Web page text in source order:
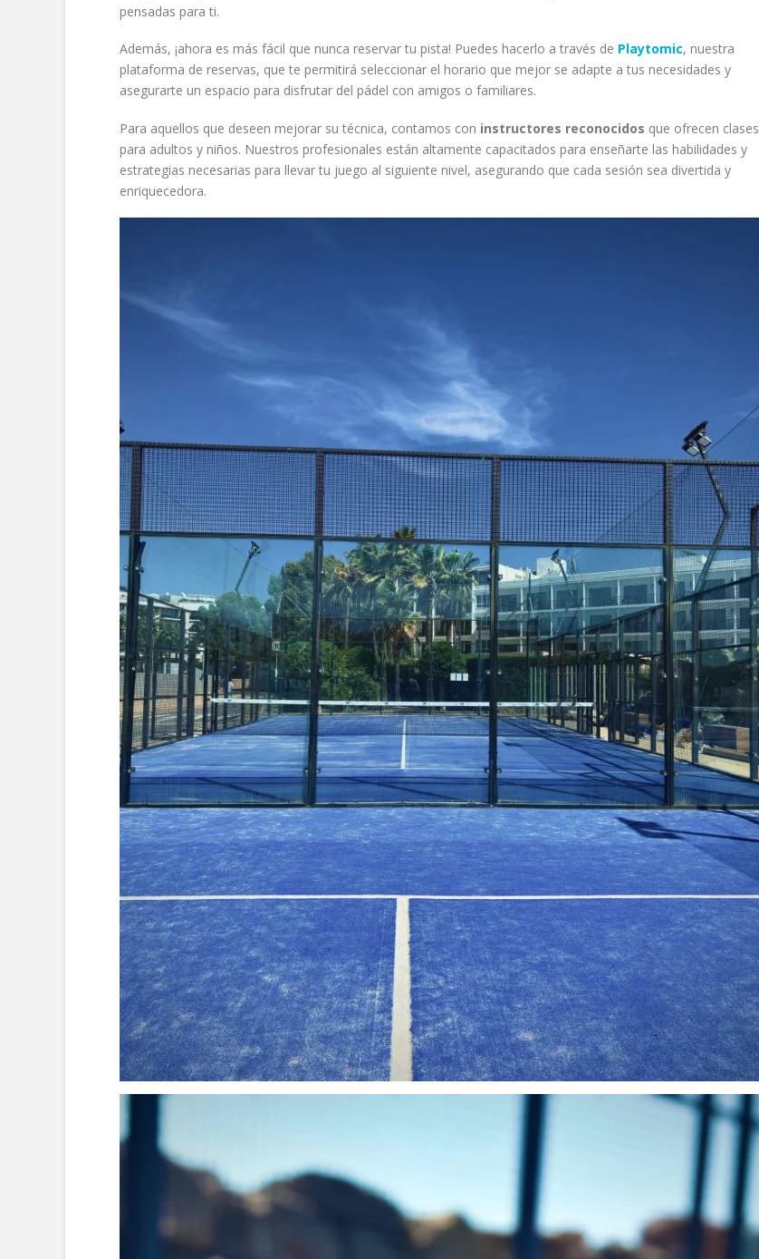
pensadas para ti.
Además, ¡ahora es más fácil que nunca reservar tu pista! Puedes hacerlo a través de Playtomic, nuestra
plataforma de reservas, que te permitirá seleccionar el horario que mejor se adapte a tus necesidades y
asegurarte un espacio para disfrutar del pádel con amigos o familiares.
Para aquellos que deseen mejorar su técnica, contamos con instructores reconocidos que ofrecen clases
para adultos y niños. Nuestros profesionales están altamente capacitados para enseñarte las habilidades y
estrategias necesarias para llevar tu juego al siguiente nivel, asegurando que cada sesión sea divertida y
enriquecedora.